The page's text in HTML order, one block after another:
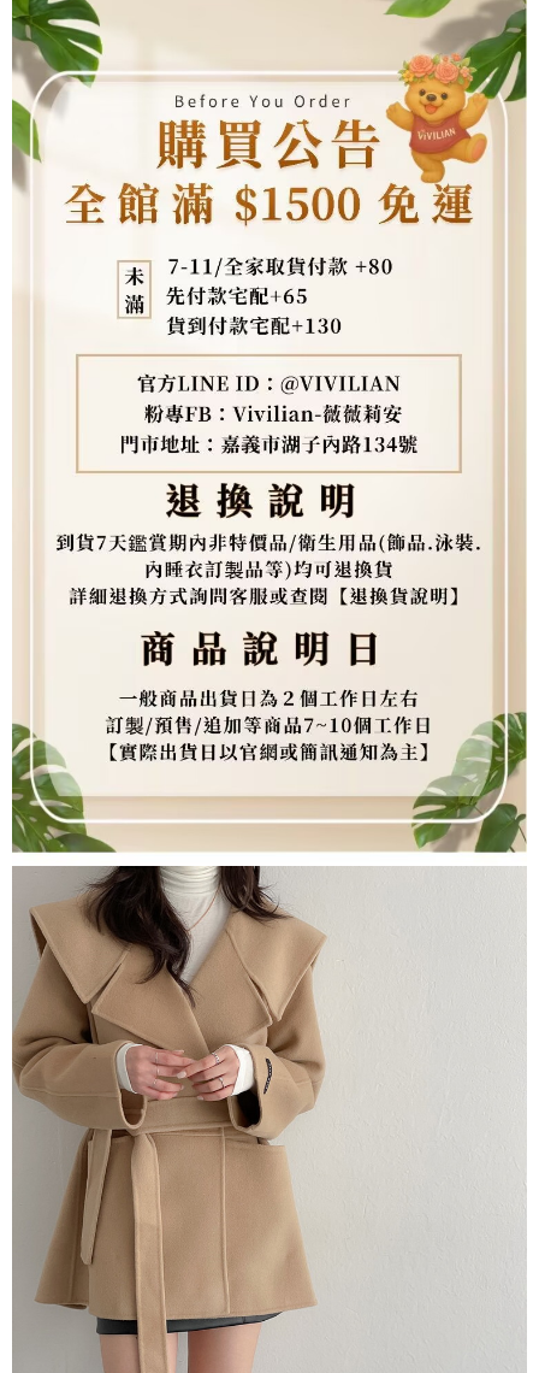
【注意事項】
1.本服務係由「台灣大哥大股份有限公司」（以下簡稱本公司）所提供，讓
用戶於交易時，得透過本服務購買商品或服務，並由商店將買賣／分期付款
買賣價金債權讓與本公司後，依約使用本公司帳單繳交帳款。
2.基於同意付款使用「大哥付你分期」之契約關係目的，商店將以您的個人
資料（包含姓名、電話或地址）提供予台灣大哥大進項蒐集、處理及利用，
由本公司與您本人進行分期帳單所需資料之確認、核對及更正。
3.完整用戶服務條款，請詳閱以下連結：https://oppay.tw/userRule
３．收到繳費通知簡訊後14天內，點擊此簡訊中的連結，可透過四大超商／
ATM／網路銀行／等多元方式進行付款，方視為交易完成。
※ 請注意：結帳手續完成當下不需立刻繳費，但若您需要取消訂單，請聯絡
購買商品的店家。未經商家同意取消之訂單仍視為有效，需透過AFTEE先享
後付繳納相關費用。
※ 交易是否成功請以「AFTEE先享後付 」之結帳頁面顯示為準，若有關於
是否繳費成功／繳費後需取消欲退款等相關疑問，請聯繫「AFTEE先享後付
客戶支援中心」
https://netprotections.freshdesk.com/support/home
【注意事項】
１．透過由恩沛科技股份有限公司提供之「AFTEE先享後付」服務完成之交
權轉讓予恩沛科技股份有限公司。
２．關於個人資料處理事宜，請瀏覽以下網址：
https://aftee.tw/terms/#terms3
３．未成年的使用者請事先徵得法定代理人或監護人之同意方可使用
「AFTEE先享後付」，若未經同意申辦者引起之損失，本公司不負相關責
４．使用「AFTEE先享後付」時，將依據個別帳號之用戶狀況，依本公司即
時審查核予不同之上限額度；若仍有額度不足之情形，本公司將視審查結果
請求用戶進行身份認證。
５．嚴禁一人註冊多個帳號或使用他人資訊註冊。若發現惡意使用之情形，
恩沛科技股份有限公司將有權停止該用戶之使用額度並採取法律行動。
每筆NT$80，滿NT$1,500(含以上)免運費
先付款宅配到府
每筆NT$65，滿NT$1,500(含以上)免運費
貨到付款
每筆NT$130，滿NT$1,500(含以上)免運費